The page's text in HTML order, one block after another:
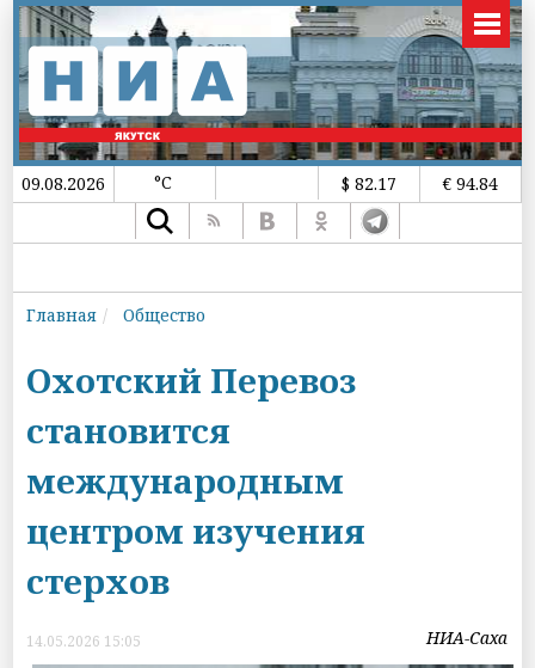
09.08.2026 °C $ 82.17 € 94.84
Главная Общество
Охотский Перевоз
становится
международным
центром изучения
стерхов
14.05.2026 15:05 НИА-Саха